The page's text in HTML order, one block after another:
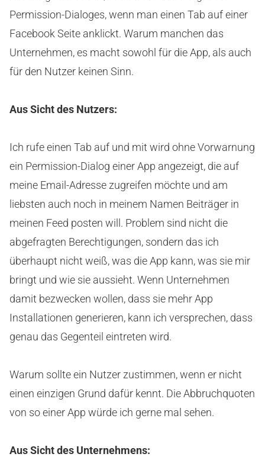
Permission-Dialoges, wenn man einen Tab auf einer
Facebook Seite anklickt. Warum manchen das
Unternehmen, es macht sowohl für die App, als auch
für den Nutzer keinen Sinn.
Aus Sicht des Nutzers:
Ich rufe einen Tab auf und mit wird ohne Vorwarnung
ein Permission-Dialog einer App angezeigt, die auf
meine Email-Adresse zugreifen möchte und am
liebsten auch noch in meinem Namen Beiträger in
meinen Feed posten will. Problem sind nicht die
abgefragten Berechtigungen, sondern das ich
überhaupt nicht weiß, was die App kann, was sie mir
bringt und wie sie aussieht. Wenn Unternehmen
damit bezwecken wollen, dass sie mehr App
Installationen generieren, kann ich versprechen, dass
genau das Gegenteil eintreten wird.
Warum sollte ein Nutzer zustimmen, wenn er nicht
einen einzigen Grund dafür kennt. Die Abbruchquoten
von so einer App würde ich gerne mal sehen.
Aus Sicht des Unternehmens: